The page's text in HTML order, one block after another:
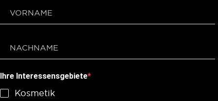
Ihre Interessensgebiete
Kosmetik